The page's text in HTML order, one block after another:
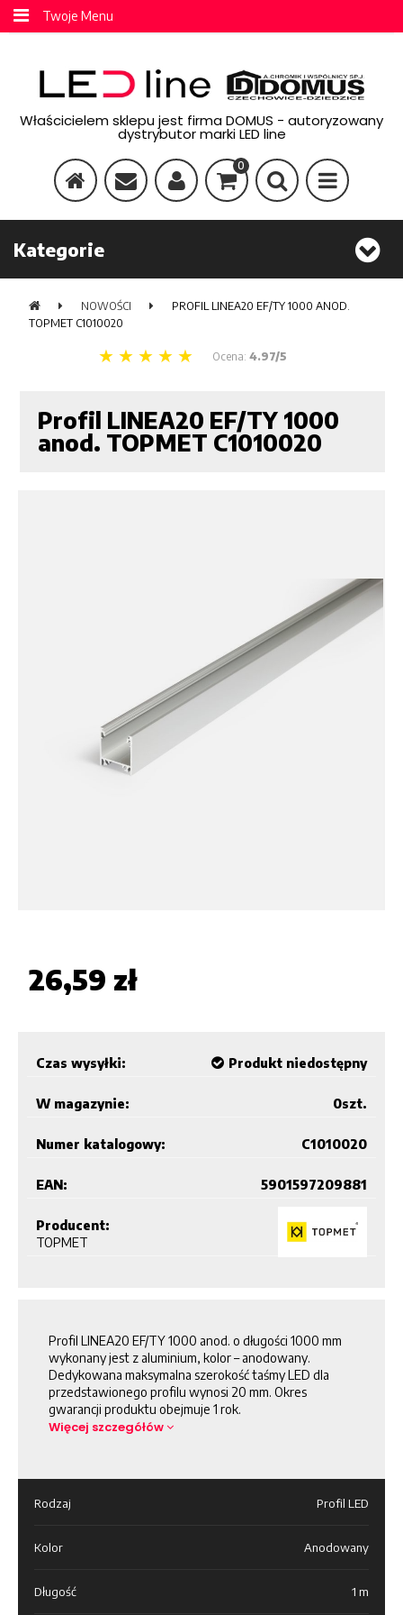
Twoje Menu
Właścicielem sklepu jest firma DOMUS - autoryzowany
dystrybutor marki LED line
0
Kategorie
NOWOŚCI
PROFIL LINEA20 EF/TY 1000 ANOD.
TOPMET C1010020
Ocena: 4.97/5
Profil LINEA20 EF/TY 1000
anod. TOPMET C1010020
26,59 zł
Czas wysyłki: Produkt niedostępny
W magazynie: szt.
0
Numer katalogowy: C1010020
EAN: 5901597209881
Producent:
TOPMET
Profil LINEA20 EF/TY 1000 anod. o długości 1000 mm
wykonany jest z aluminium, kolor – anodowany.
Dedykowana maksymalna szerokość taśmy LED dla
przedstawionego profilu wynosi 20 mm. Okres
gwarancji produktu obejmuje 1 rok.
Więcej szczegółów
Rodzaj Profil LED
Kolor Anodowany
Długość 1 m